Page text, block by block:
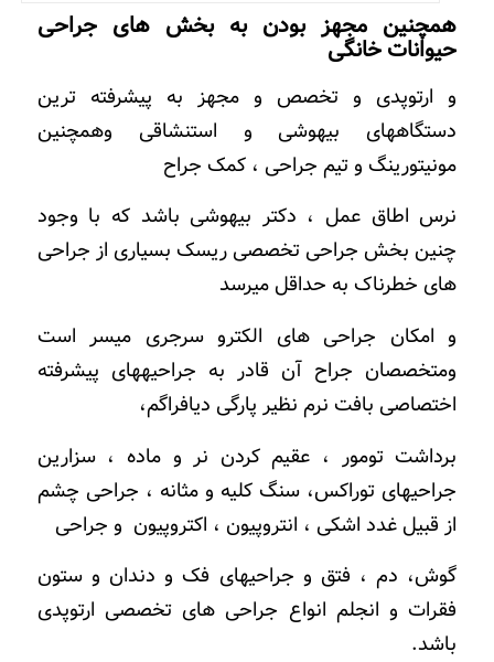
همچنین مجهز بودن به بخش هایجراحی
حیوانات خانگی
و ارتوپدی و تخصص و مجهز به پیشرفته ترین
دستگاههای بیهوشی و استنشاقی وهمچنین
مونیتورینگ و تیم جراحی ، کمک جراح
نرس اطاق عمل ، دکتر بیهوشی باشد که با وجود
چنین بخش جراحی تخصصی ریسک بسیاری از جراحی
های خطرناک به حداقل میرسد
و امکان جراحی های الکترو سرجری میسر است
ومتخصصان جراح آن قادر به جراحیههای پیشرفته
اختصاصی بافت نرم نظیر پارگی دیافراگم،
برداشت تومور ، عقیم کردن نر و ماده ، سزارین
جراحیهای توراکس، سنگ کلیه و مثانه ، جراحی چشم
از قبیل غدد اشکی ، انتروپیون ، اکتروپیون و جراحی
گوش، دم ، فتق و جراحیهای فک و دندان و ستون
فقرات و انجلم انواع جراحی های تخصصی ارتوپدی
باشد.